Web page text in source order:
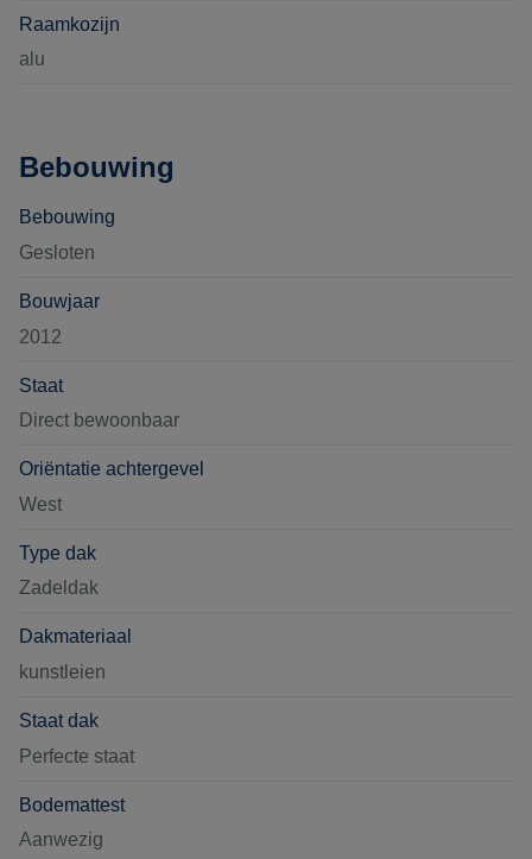
Raamkozijn
alu
Bebouwing
Bebouwing
Gesloten
Bouwjaar
2012
Staat
Direct bewoonbaar
Oriëntatie achtergevel
West
Type dak
Zadeldak
Dakmateriaal
kunstleien
Staat dak
Perfecte staat
Bodemattest
Aanwezig